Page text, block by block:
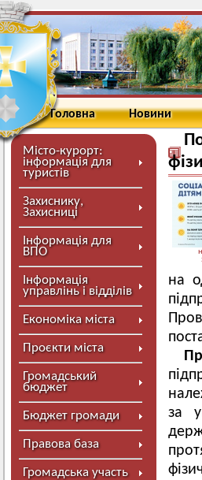
Головна Новини
Місто-курорт:
інформація для
туристів
Захиснику,
Захисниці
Інформація для
ВПО
Інформація
управлінь і відділів
Економіка міста
Проєкти міста
Громадський
бюджет
Бюджет громади
Правова база
Громадська участь
на
за